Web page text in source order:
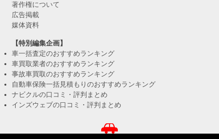
著作権について
広告掲載
媒体資料
【特別編集企画】
車一括査定のおすすめランキング
車買取業者のおすすめランキング
事故車買取のおすすめランキング
自動車保険一括見積もりのおすすめランキング
ナビクルの口コミ・評判まとめ
インズウェブの口コミ・評判まとめ